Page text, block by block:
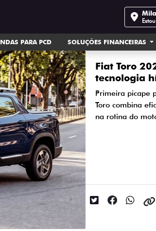
PARA PCD SOLUÇÕES FINANCEIRAS
Fiat Toro
tecnologia
Primeira picape
Toro combina
na rotina do